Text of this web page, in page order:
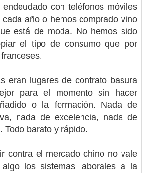
con teléfonos móviles
año o hemos comprado vino
está de moda. No hemos sido
el tipo de consumo que por
eran lugares de contrato basura
para el momento sin hacer
o la formación. Nada de
nada de excelencia, nada de
Todo barato y rápido.
contra el mercado chino no vale
algo los sistemas laborales a la